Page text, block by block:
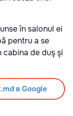
în salonul ei
pentru a se
de duş şi
в Google